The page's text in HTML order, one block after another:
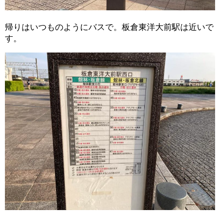
帰りはいつものようにバスで。板倉東洋大前駅は近いで
す。